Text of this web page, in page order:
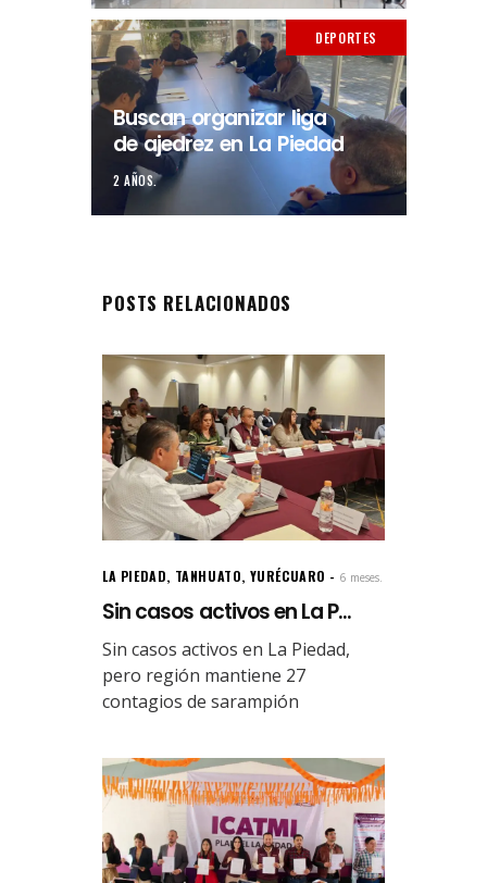
DEPORTES
Buscan organizar liga
de ajedrez en La Piedad
2 AÑOS.
POSTS RELACIONADOS
LA PIEDAD, TANHUATO, YURÉCUARO 6 meses.
Sin casos activos en La P...
Sin casos activos en La Piedad,
pero región mantiene 27
contagios de sarampión